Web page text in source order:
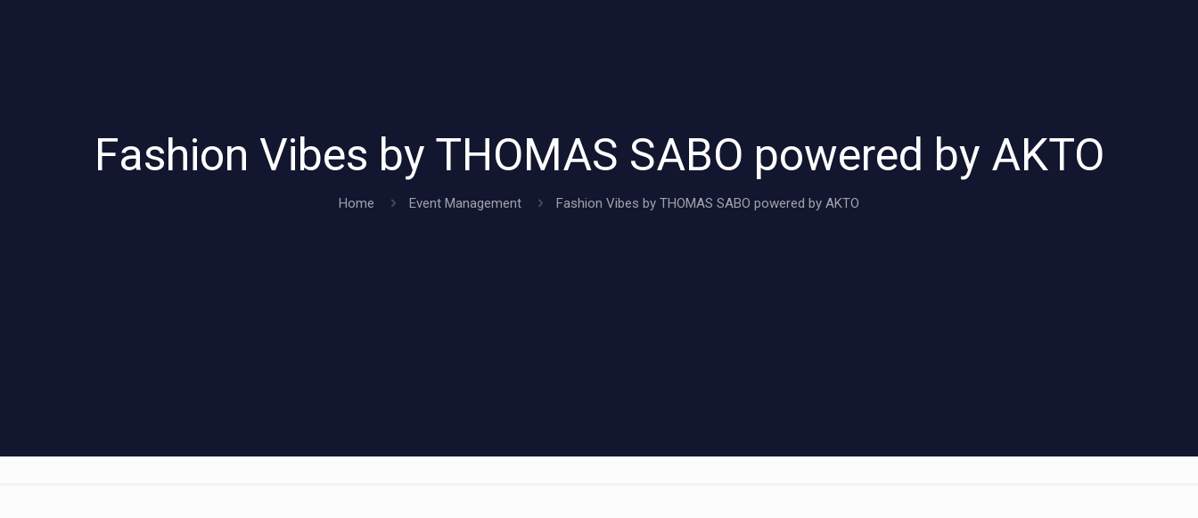
Fashion Vibes by THOMAS SABO powered by AKTO
Home Event Management Fashion Vibes by THOMAS SABO powered by AKTO